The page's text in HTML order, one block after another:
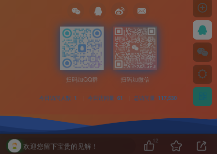
扫码加QQ群 扫码加微信
今日访问人数 1 | 今日访问量 61 | 总访问量 117,530
欢迎您留下宝贵的见解！
12